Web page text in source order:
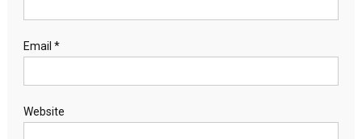
Email *
Website